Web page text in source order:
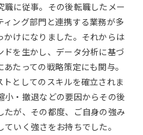
職に従事。その後転職したメー
ング部門と連携する業務が多
かけになりました。それからは
を生かし、データ分析に基づ
たっての戦略策定にも関与。
としてのスキルを確立されま
小・撤退などの要因からその後
たが、その都度、ご自身の強み
いく強さをお持ちでした。